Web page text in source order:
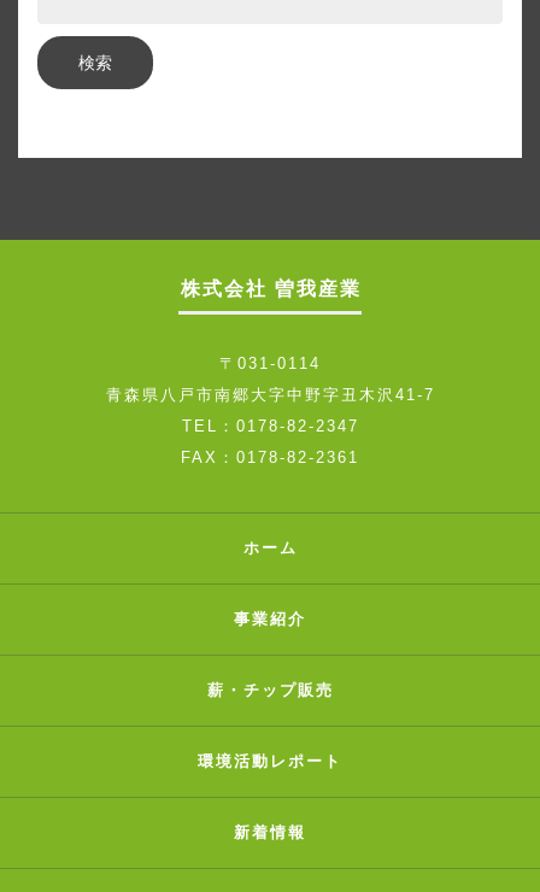
株式会社 曽我産業
〒031-0114
青森県八戸市南郷大字中野字丑木沢41-7
TEL：0178-82-2347
FAX：0178-82-2361
ホーム
事業紹介
薪・チップ販売
環境活動レポート
新着情報